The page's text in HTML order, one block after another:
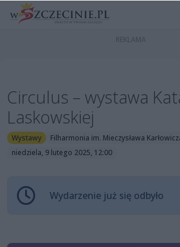
Circulus – wystawa
Laskowskiej
Wystawy
Filharmonia im. Mieczysława
niedziela, 9 lutego 2025, 12:00
Wydarzenie już się odbyło